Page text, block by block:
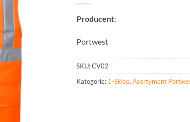
Producent:
Portwest
SKU:CV02
Kategorie: 1-Sklep, Asortyment